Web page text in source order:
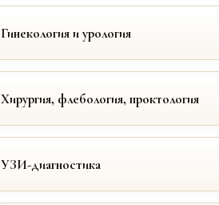
Гинекология и урология
Хирургия, флебология, проктология
УЗИ-диагностика